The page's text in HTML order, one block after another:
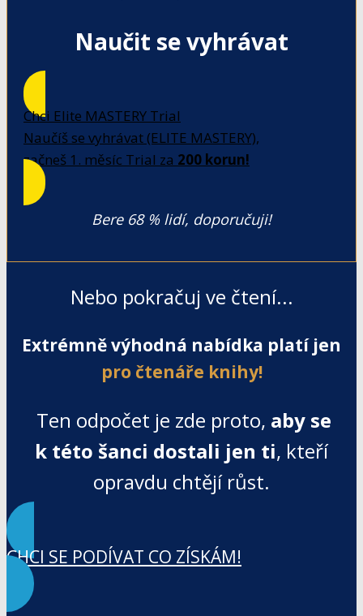
Naučit se vyhrávat
Chci Elite MASTERY Trial
Naučíš se vyhrávat (ELITE MASTERY),
začneš 1. měsíc Trial za 200 korun!
Bere 68 % lidí, doporučuji!
Nebo pokračuj ve čtení...
Extrémně výhodná nabídka platí jen
pro čtenáře knihy!
Ten odpočet je zde proto, aby se
k této šanci dostali jen ti, kteří
opravdu chtějí růst.
CHCI SE PODÍVAT CO ZÍSKÁM!